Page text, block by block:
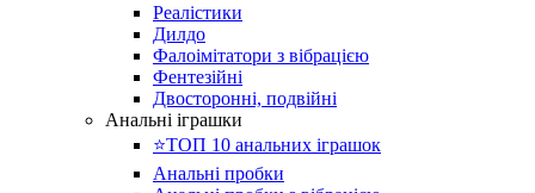
Реалістики
Дилдо
Фалоімітатори з вібрацією
Фентезійні
Двосторонні, подвійні
Анальні іграшки
⭐️ТОП 10 анальних іграшок
Анальні пробки